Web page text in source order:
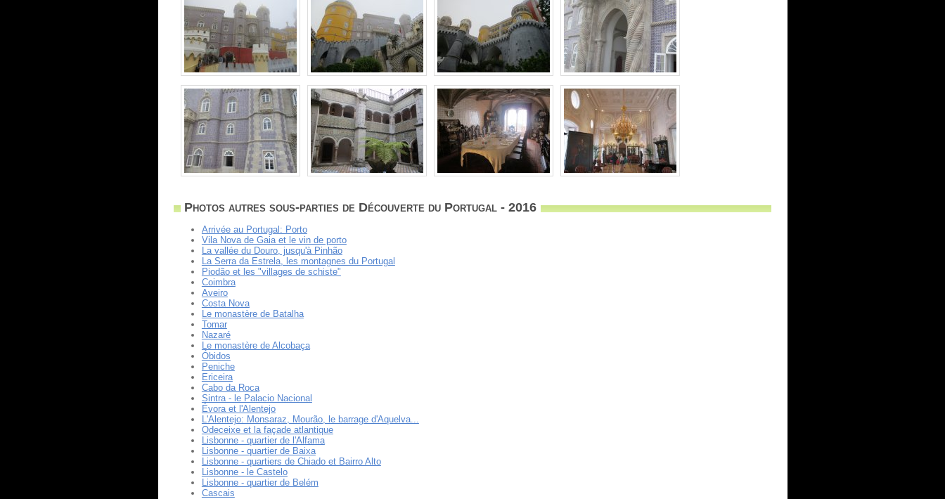
Photos autres sous-parties de Découverte du Portugal - 2016
Arrivée au Portugal: Porto
Vila Nova de Gaia et le vin de porto
La vallée du Douro, jusqu'à Pinhão
La Serra da Estrela, les montagnes du Portugal
Piodão et les "villages de schiste"
Coimbra
Aveiro
Costa Nova
Le monastère de Batalha
Tomar
Nazaré
Le monastère de Alcobaça
Óbidos
Peniche
Ericeira
Cabo da Roca
Sintra - le Palacio Nacional
Évora et l'Alentejo
L'Alentejo: Monsaraz, Mourão, le barrage d'Aquelva...
Odeceixe et la façade atlantique
Lisbonne - quartier de l'Alfama
Lisbonne - quartier de Baixa
Lisbonne - quartiers de Chiado et Bairro Alto
Lisbonne - le Castelo
Lisbonne - quartier de Belém
Cascais